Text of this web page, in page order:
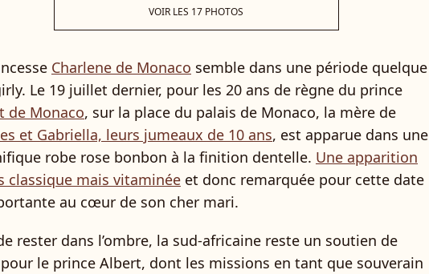
VOIR LES 17 PHOTOS
Charlene de Monaco semble dans une période quelque
Le 19 juillet dernier, pour les 20 ans de règne du prince
de Monaco, sur la place du palais de Monaco, la mère de
et Gabriella, leurs jumeaux de 10 ans, est apparue dans une
robe rose bonbon à la finition dentelle. Une apparition
classique mais vitaminée et donc remarquée pour cette date
au cœur de son cher mari.
rester dans l’ombre, la sud-africaine reste un soutien de
le prince Albert, dont les missions en tant que souverain